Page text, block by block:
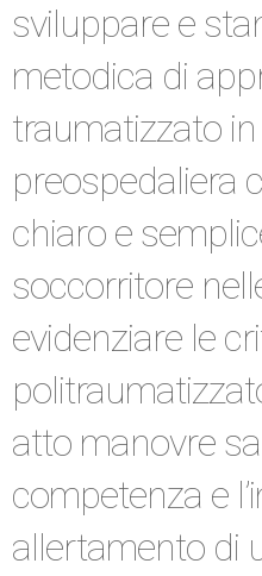
sviluppare e
metodica di
traumatizzato
preospedaliera
chiaro e
soccorritore
evidenziare le
atto manovre
competenza e
allertamento di